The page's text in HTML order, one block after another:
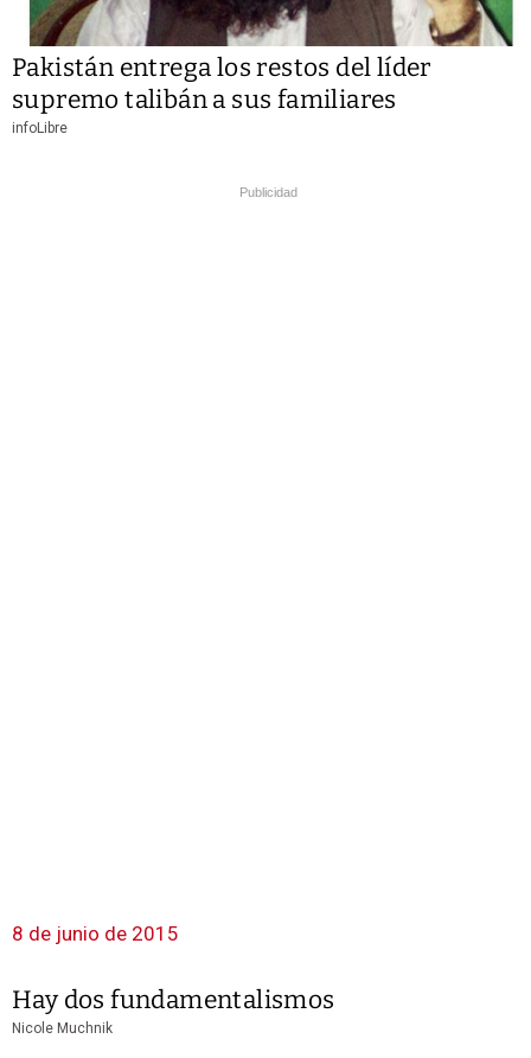
Pakistán entrega los restos del líder
supremo talibán a sus familiares
infoLibre
Publicidad
8 de junio de 2015
Hay dos fundamentalismos
Nicole Muchnik